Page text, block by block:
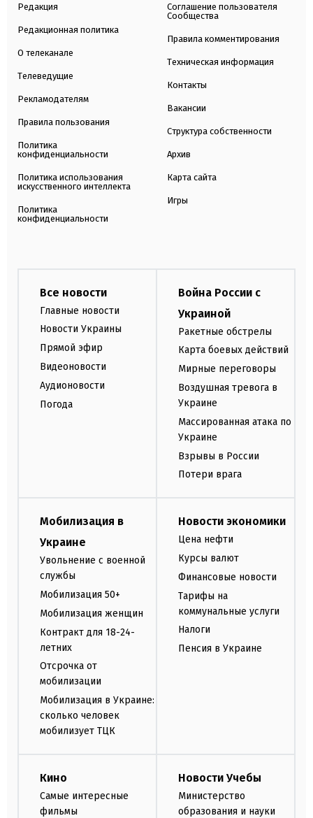
Редакция
Редакционная политика
О телеканале
Телеведущие
Рекламодателям
Правила пользования
Политика
конфиденциальности
Политика использования
искусственного интеллекта
Политика
конфиденциальности
Соглашение пользователя
Сообщества
Правила комментирования
Техническая информация
Контакты
Вакансии
Структура собственности
Архив
Карта сайта
Игры
Все новости
Главные новости
Новости Украины
Прямой эфир
Видеоновости
Аудионовости
Погода
Война России с
Украиной
Ракетные обстрелы
Карта боевых действий
Мирные переговоры
Воздушная тревога в
Украине
Массированная атака по
Украине
Взрывы в России
Потери врага
Мобилизация в
Украине
Увольнение с военной
службы
Мобилизация 50+
Мобилизация женщин
Контракт для 18-24-
летних
Отсрочка от
мобилизации
Мобилизация в Украине:
сколько человек
мобилизует ТЦК
Новости экономики
Цена нефти
Курсы валют
Финансовые новости
Тарифы на
коммунальные услуги
Налоги
Пенсия в Украине
Кино
Самые интересные
фильмы
Новости Учебы
Министерство
образования и науки